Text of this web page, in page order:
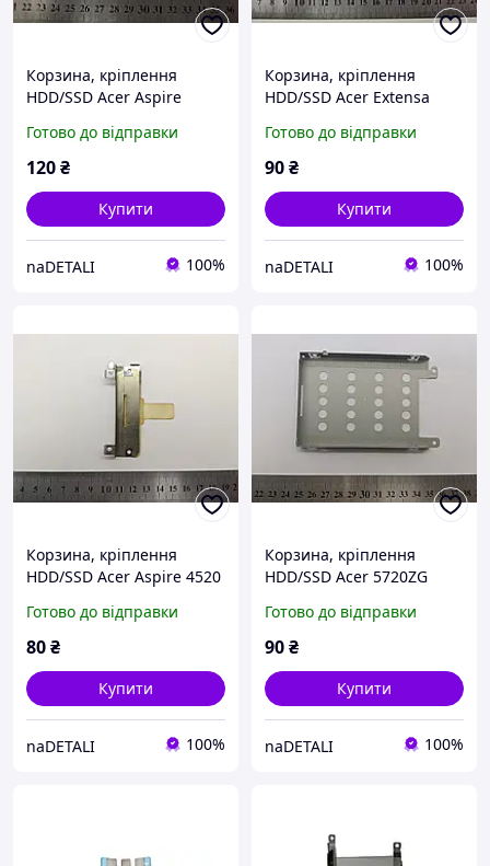
Корзина, кріплення
HDD/SSD Acer Aspire
Готово до відправки
120₴
Купити
naDETALI 100%
Корзина, кріплення
HDD/SSD Acer Extensa
Готово до відправки
90₴
Купити
naDETALI 100%
Корзина, кріплення
HDD/SSD Acer Aspire 4520
Готово до відправки
80₴
Купити
naDETALI 100%
Корзина, кріплення
HDD/SSD Acer 5720ZG
Готово до відправки
90₴
Купити
naDETALI 100%